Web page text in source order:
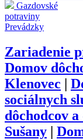
Gazdovské
potraviny
Prevádzky
Zariadenie
Domov
Klenovec
sociálnych
dôchodcov
Sušany